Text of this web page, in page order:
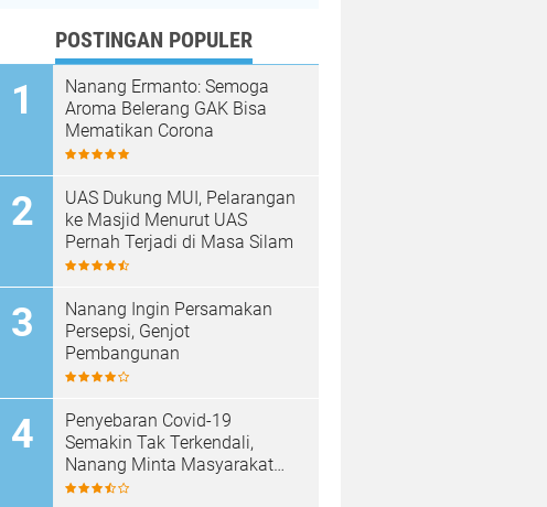
POSTINGAN POPULER
Nanang Ermanto: Semoga
Aroma Belerang GAK Bisa
Mematikan Corona
UAS Dukung MUI, Pelarangan
ke Masjid Menurut UAS
Pernah Terjadi di Masa Silam
Nanang Ingin Persamakan
Persepsi, Genjot
Pembangunan
Penyebaran Covid-19
Semakin Tak Terkendali,
Nanang Minta Masyarakat
Patuhi Prokes